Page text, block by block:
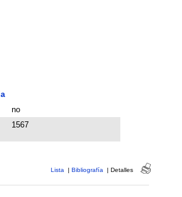
no
1567
Lista | Bibliografía | Detalles